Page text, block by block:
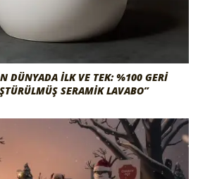
DÜNYADA İLK VE TEK: %100 GERI
SERAMIK LAVABO”